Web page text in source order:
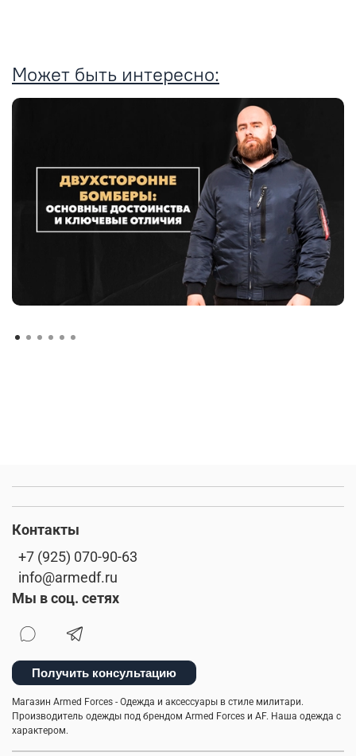
Может быть интересно:
Контакты
+7 (925) 070-90-63
info@armedf.ru
Мы в соц. сетях
Получить консультацию
Магазин Armed Forces - Одежда и аксессуары в стиле милитари.
Производитель одежды под брендом Armed Forces и AF. Наша одежда с
характером.